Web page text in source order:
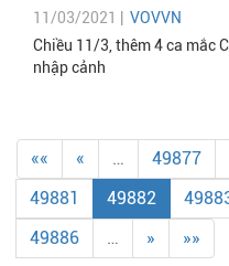
11/03/2021 | VOVVN
Chiều 11/3, thêm 4 ca mắc
nhập cảnh
«« « … 49877
49881
49882
49886
… » »»